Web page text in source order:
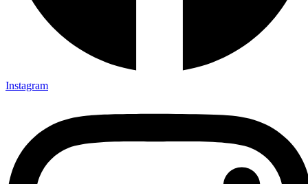
Instagram